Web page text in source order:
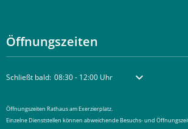
Öffnungszeiten
Klicken, um weitere Öffnungs- oder Schließzeiten
Schließt bald: 08:30- 12:00 Uhr Von 08:30 bis
Öffnungszeiten Rathaus am Exerzierplatz.
Einzelne Dienststellen können abweichende Besuchs- und